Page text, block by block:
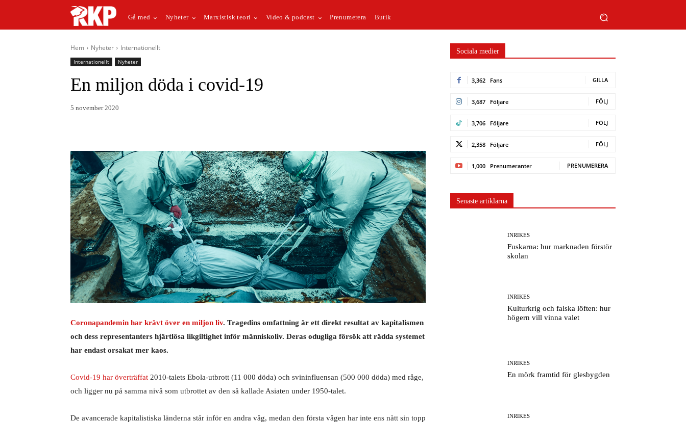
Gå med Nyheter Marxistisk teori Video & podcast Prenumerera Butik
Hem Nyheter Internationellt
Internationellt Nyheter
En miljon döda i covid-19
5 november 2020
Coronapandemin har krävt över en miljon liv. Tragedins omfattning är ett direkt resultat av kapitalismen
och dess representanters hjärtlösa likgiltighet inför människoliv. Deras odugliga försök att rädda systemet
har endast orsakat mer kaos.
Covid-19 har överträffat 2010-talets Ebola-utbrott (11 000 döda) och svininfluensan (500 000 döda) med råge,
och ligger nu på samma nivå som utbrottet av den så kallade Asiaten under 1950-talet.
De avancerade kapitalistiska länderna står inför en andra våg, medan den första vågen har inte ens nått sin topp
Sociala medier
3,362 Fans GILLA
3,687 Följare FÖLJ
3,706 Följare FÖLJ
2,358 Följare FÖLJ
1,000 Prenumeranter PRENUMERERA
Senaste artiklarna
INRIKES
Fuskarna: hur marknaden förstör
skolan
INRIKES
Kulturkrig och falska löften: hur
högern vill vinna valet
INRIKES
En mörk framtid för glesbygden
INRIKES